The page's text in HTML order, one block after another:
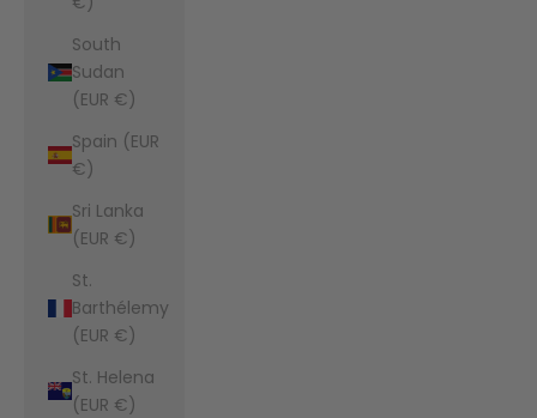
South
Sudan
(EUR €)
Spain (EUR
€)
Sri Lanka
(EUR €)
St.
Barthélemy
(EUR €)
St. Helena
(EUR €)